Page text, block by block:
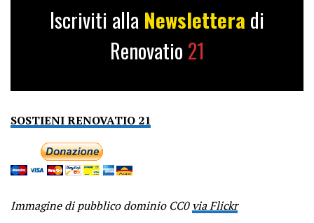
Iscriviti alla Newslettera di
Renovatio 21
SOSTIENI RENOVATIO 21
Immagine di pubblico dominio CC0via Flickr